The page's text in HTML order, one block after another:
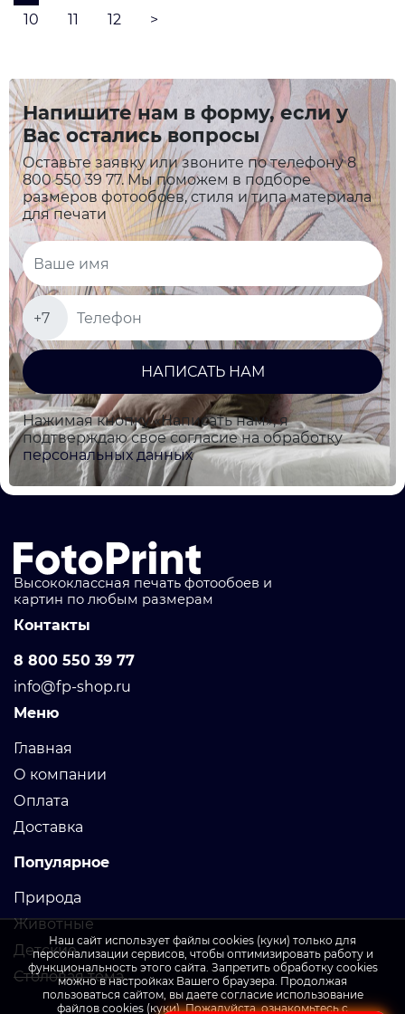
Наш сайт использует файлы cookies (куки) только для
персонализации сервисов, чтобы оптимизировать работу и
функциональность этого сайта. Запретить обработку cookies
можно в настройках Вашего браузера. Продолжая
пользоваться сайтом, вы даете согласие использование
файлов cookies (куки). Пожалуйста, ознакомьтесь с
10
11 12 >
Напишите нам в форму, если у
Вас остались вопросы
Оставьте заявку или звоните по телефону 8
800 550 39 77. Мы поможем в подборе
размеров фотообоев, стиля и типа материала
для печати
НАПИСАТЬ НАМ
Нажимая кнопку «Написать нам», я
подтверждаю свое согласие на обработку
персональных данных
Высококлассная печать фотообоев и
картин по любым размерам
Контакты
8 800 550 39 77
info@fp-shop.ru
Меню
Главная
О компании
Оплата
Доставка
Популярное
Природа
Животные
Детские
Столовая тема